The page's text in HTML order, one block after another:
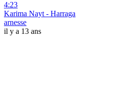
4:23
Karima Nayt - Harraga
arnesse
il y a 13 ans